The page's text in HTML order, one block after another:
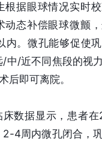
根据眼球情况实时
动态补偿眼球微颤
内。微孔能够促使
中/近不同焦段的视
后即可离院。
数据显示，患者
2-4周内微孔闭合，